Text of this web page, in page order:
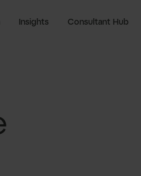
Insights Consultant Hub